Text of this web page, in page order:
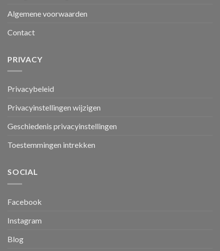
Algemene voorwaarden
Contact
PRIVACY
Privacybeleid
Privacyinstellingen wijzigen
Geschiedenis privacyinstellingen
Toestemmingen intrekken
SOCIAL
Facebook
Instagram
Blog